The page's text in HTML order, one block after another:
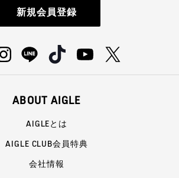
新規会員登録
ABOUT AIGLE
AIGLEとは
AIGLE CLUB会員特典
会社情報